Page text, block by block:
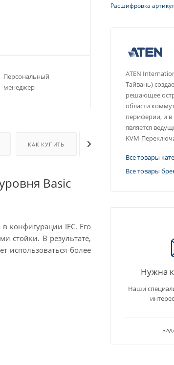
Персональный
менеджер
КАК КУПИТЬ
Basic
конфигурации IEC. Его
стойки. В результате,
использоваться более
Расшифровка
ATEN
Тайвань)
решающее
области
периферии, и
является
KVM-
Все товары
Все товары
Нужна
Наши